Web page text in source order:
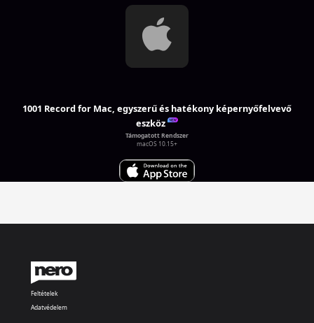
1001 Record for Mac, egyszerű és hatékony képernyőfelvevő
eszköz
Támogatott Rendszer
macOS 10.15+
Feltételek
Adatvédelem